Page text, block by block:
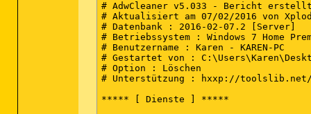
# AdwCleaner v5.033 - Bericht erstellt
# Aktualisiert am 07/02/2016 von
# Datenbank : 2016-02-07.2 [Server]
# Betriebssystem : Windows 7 Home
# Benutzername : Karen - KAREN-PC
# Gestartet von :
# Option : Löschen
# Unterstützung : hxxp://toolslib.net/
***** [ Dienste ] *****